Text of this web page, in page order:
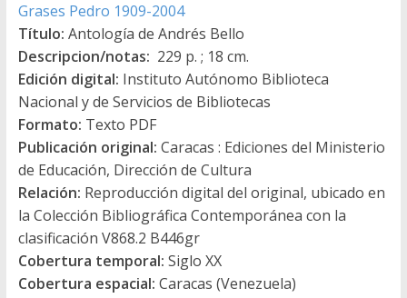
Grases Pedro 1909-2004
Título: Antología de Andrés Bello
Descripcion/notas: 229 p. ; 18 cm.
Edición digital: Instituto Autónomo Biblioteca
Nacional y de Servicios de Bibliotecas
Formato: Texto PDF
Publicación original: Caracas : Ediciones del Ministerio
de Educación, Dirección de Cultura
Relación: Reproducción digital del original, ubicado en
la Colección Bibliográfica Contemporánea con la
clasificación V868.2 B446gr
Cobertura temporal: Siglo XX
Cobertura espacial: Caracas (Venezuela)